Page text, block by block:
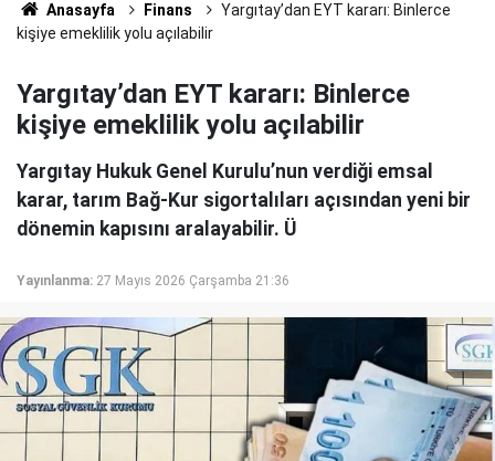
Anasayfa Finans
Yargıtay’dan EYT kararı: Binlerce
kişiye emeklilik yolu açılabilir
Yargıtay’dan EYT kararı: Binlerce
kişiye emeklilik yolu açılabilir
Yargıtay Hukuk Genel Kurulu’nun verdiği emsal
karar, tarım Bağ-Kur sigortalıları açısından yeni bir
dönemin kapısını aralayabilir. Ü
Yayınlanma: 27 Mayıs 2026 Çarşamba 21:36